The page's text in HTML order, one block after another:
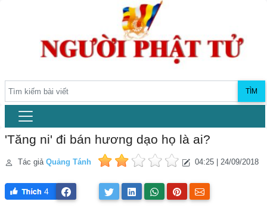
TÌM
'Tăng ni' đi bán hương dạo họ là ai?
Tác giả Quảng Tánh 04:25 | 24/09/2018
4